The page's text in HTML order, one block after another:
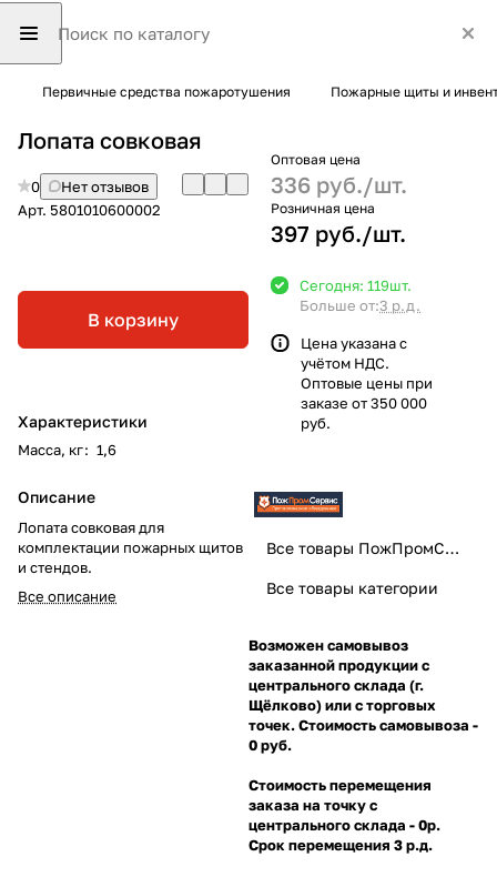
Первичные средства пожаротушения Пожарные щиты и
Лопата совковая
0
Нет отзывов
Арт. 5801010600002
В корзину
Характеристики
Масса, кг: 1,6
Описание
Лопата совковая для
комплектации пожарных щитов
и стендов.
Все описание
Оптовая цена
336 руб./шт.
Розничная цена
397 руб./шт.
Сегодня: 119шт.
Больше от:3 р.д.
Цена указана с
учётом НДС.
Оптовые цены при
заказе от 350 000
руб.
Все товары ПожПромСервис
Все товары категории
Возможен самовывоз
заказанной продукции с
центрального склада (г.
Щёлково) или с торговых
точек. Стоимость самовывоза -
0 руб.
Стоимость перемещения
заказа на точку с
центрального склада - 0р.
Срок перемещения 3 р.д.